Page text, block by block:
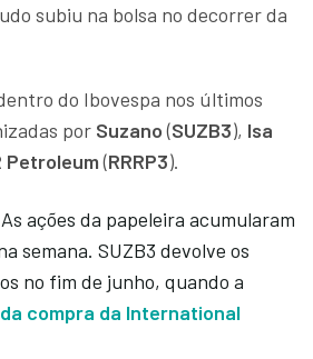
subiu na bolsa no decorrer da
do Ibovespa nos últimos
por Suzano(SUZB3), Isa
Petroleum(RRRP3).
ações da papeleira acumularam
semana. SUZB3 devolve os
no fim de junho, quando a
compra da International